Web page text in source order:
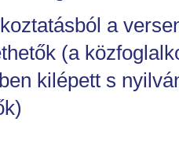
a
(a
kilépett s